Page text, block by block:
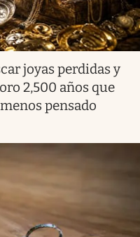
joyas perdidas y
2,500 años que
pensado